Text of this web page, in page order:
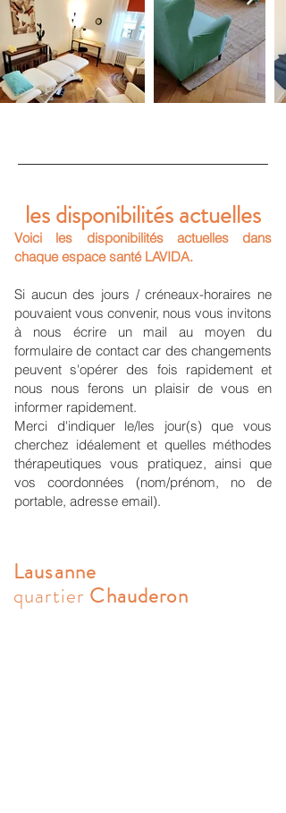
dans nos espaces LAVIDA
INSTALLATION
CLÉ-EN-MAIN
La solution d’installation la plus
flexible et la moins risquée
financièrement.
Cabinets meublés et équipés , avec
prestations de services et toutes
taxes et charges incluses.
Salles de consultation avec fauteuils
pour les thérapies verbales, d’autres
avec table de massage pour les
thérapies corporelles.
Certaines salles ‘mix’ pour les deux
EMPLACEMENT IDÉAL
les disponibilités actuelles
Voici les disponibilités actuelles dans
chaque espace santé LAVIDA.
Si aucun des jours / créneaux-horaires ne
pouvaient vous convenir, nous vous invitons
à nous écrire un mail au moyen du
formulaire de contact car des changements
peuvent s'opérer des fois rapidement et
nous nous ferons un plaisir de vous en
informer rapidement.
Merci d'indiquer le/les jour(s) que vous
cherchez idéalement et quelles méthodes
thérapeutiques vous pratiquez, ainsi que
vos coordonnées (nom/prénom, no de
portable, adresse email).
Lausanne
quartier Chauderon